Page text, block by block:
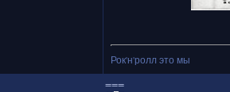
Рок'н'ролл это мы
===